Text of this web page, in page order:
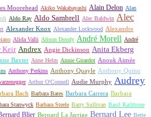
Moorehead Akiko Wakabayashi Alain Delon Alan
Aldo Ray Aldo Sambrell Alec Baldwin Alec
Alexander Knox Alexander Lockwood Alexandre
Alida Valli Alison Doody André Morell André
Keir Andrex Angie Dickinson Anita Ekberg
Baxter Anne Helm Annie Girardot Anouk Aimée
Anthony Perkins Anthony Quayle Anthony Quinn
Arthur O'Connell Audie Murphy Audrey
Bach Barbara Bates Barbara Carrera Barbara
Stanwyck Barbara Steele Barry Sullivan Basil Rathbone
Blier Bernard La Jarrige Bernard Lee Bette